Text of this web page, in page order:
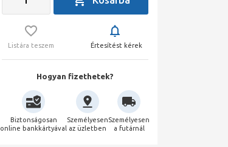
Listára teszem Értesítést kérek
Hogyan fizethetek?
Biztonságosan
online bankkártyával
Személyesen
az üzletben
Személyesen
a futárnál